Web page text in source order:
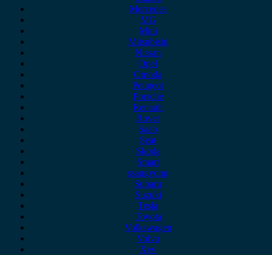
Mercedes
MG
Mini
Mitsubishi
Nissan
Opel
Omoda
Peugeot
Porsche
Renault
Rover
Saab
Seat
Skoda
Smart
ssangyong
Subaru
Suzuki
Tesla
Toyota
Volkswagen
Volvo
Xev